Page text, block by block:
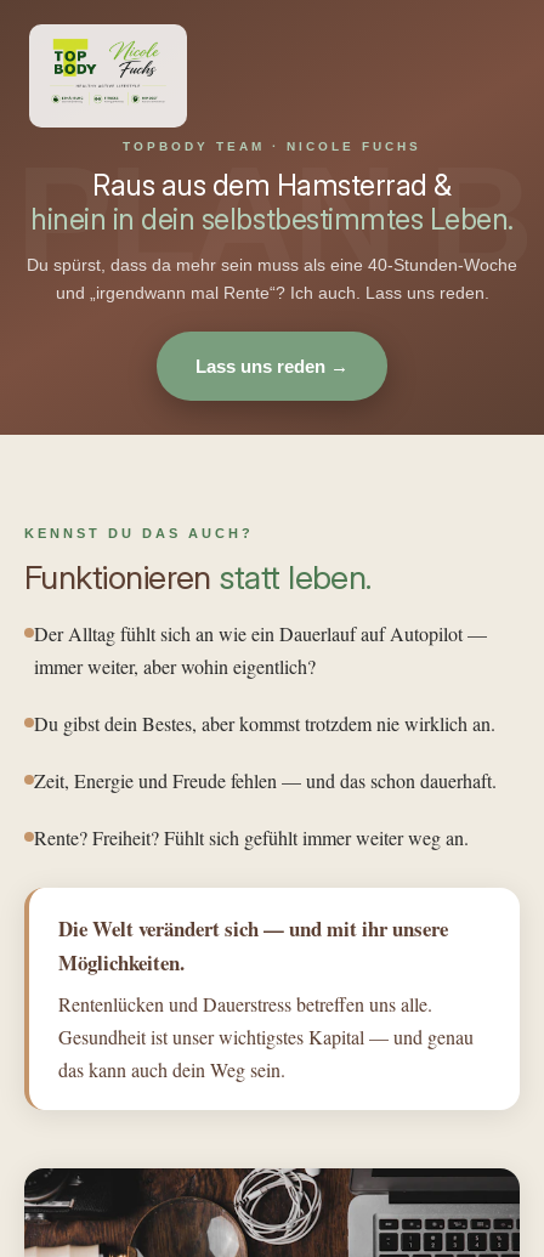
Inhalt
springen
TOPBODY TEAM · NICOLE FUCHS
Raus aus dem Hamsterrad &
hinein in dein selbstbestimmtes Leben.
Du spürst, dass da mehr sein muss als eine 40-Stunden-Woche
und „irgendwann mal Rente“? Ich auch. Lass uns reden.
Lass uns reden →
KENNST DU DAS AUCH?
Funktionieren statt leben.
Der Alltag fühlt sich an wie ein Dauerlauf auf Autopilot —
immer weiter, aber wohin eigentlich?
Du gibst dein Bestes, aber kommst trotzdem nie wirklich an.
Zeit, Energie und Freude fehlen — und das schon dauerhaft.
Rente? Freiheit? Fühlt sich gefühlt immer weiter weg an.
Die Welt verändert sich — und mit ihr unsere
Möglichkeiten.
Rentenlücken und Dauerstress betreffen uns alle.
Gesundheit ist unser wichtigstes Kapital — und genau
das kann auch dein Weg sein.